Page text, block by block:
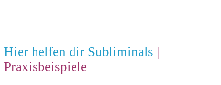
Hier helfen dir Subliminals |
Praxisbeispiele